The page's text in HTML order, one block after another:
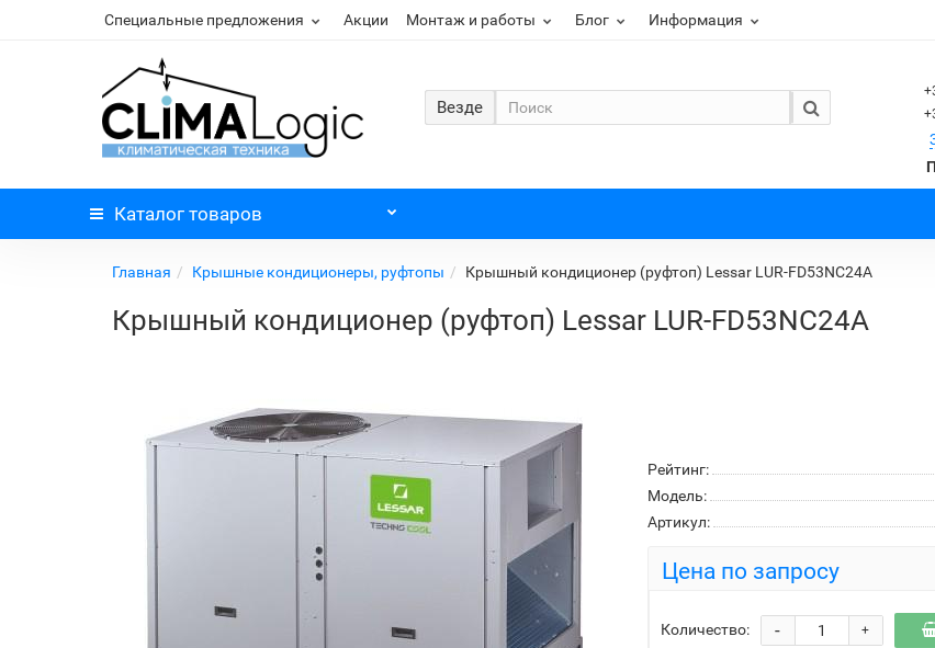
Специальные предложения Акции Монтаж и работы Блог Информация
Везде
Каталог товаров
Главная Крышные кондиционеры, руфтопы Крышный кондиционер (руфтоп) Lessar LUR-FD53NC24A
Крышный кондиционер (руфтоп) Lessar LUR-FD53NC24A
Рейтинг:
Модель:
Артикул:
Цена по запросу
Количество: +
-